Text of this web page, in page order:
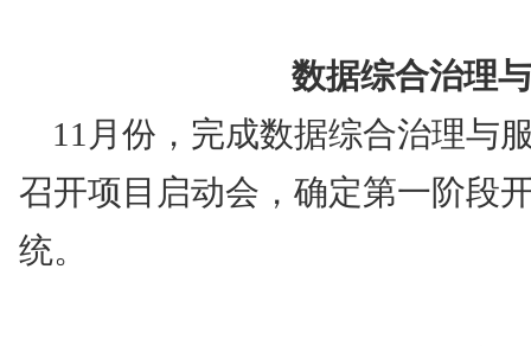
数据综合治理
11 月份，完成数据综合治理与
召开项目启动会，确定第一阶段
统。